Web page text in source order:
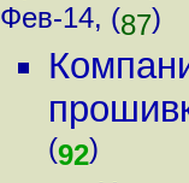
Фев-14, (87)
(92)